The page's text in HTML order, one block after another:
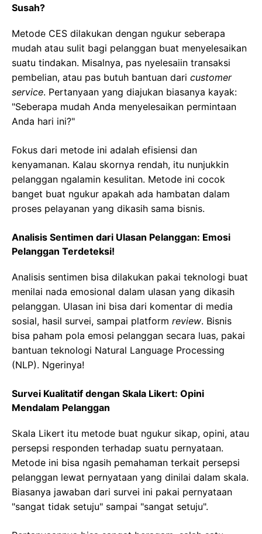
Susah?
Metode CES dilakukan dengan ngukur seberapa
mudah atau sulit bagi pelanggan buat menyelesaikan
suatu tindakan. Misalnya, pas nyelesaiin transaksi
pembelian, atau pas butuh bantuan dari customer
service. Pertanyaan yang diajukan biasanya kayak:
"Seberapa mudah Anda menyelesaikan permintaan
Anda hari ini?"
Fokus dari metode ini adalah efisiensi dan
kenyamanan. Kalau skornya rendah, itu nunjukkin
pelanggan ngalamin kesulitan. Metode ini cocok
banget buat ngukur apakah ada hambatan dalam
proses pelayanan yang dikasih sama bisnis.
Analisis Sentimen dari Ulasan Pelanggan: Emosi
Pelanggan Terdeteksi!
Analisis sentimen bisa dilakukan pakai teknologi buat
menilai nada emosional dalam ulasan yang dikasih
pelanggan. Ulasan ini bisa dari komentar di media
sosial, hasil survei, sampai platform review. Bisnis
bisa paham pola emosi pelanggan secara luas, pakai
bantuan teknologi Natural Language Processing
(NLP). Ngerinya!
Survei Kualitatif dengan Skala Likert: Opini
Mendalam Pelanggan
Skala Likert itu metode buat ngukur sikap, opini, atau
persepsi responden terhadap suatu pernyataan.
Metode ini bisa ngasih pemahaman terkait persepsi
pelanggan lewat pernyataan yang dinilai dalam skala.
Biasanya jawaban dari survei ini pakai pernyataan
"sangat tidak setuju" sampai "sangat setuju".